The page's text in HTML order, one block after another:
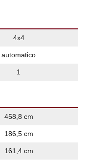
4x4
automatico
1
458,8 cm
186,5 cm
161,4 cm